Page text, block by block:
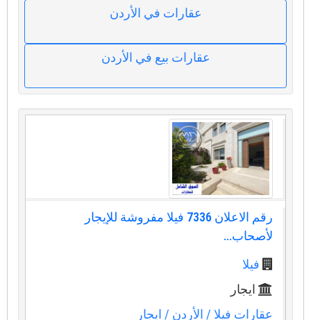
عقارات في الأردن
عقارات بيع في الأردن
رقم الاعلان 7336 فيلا مفروشة للإيجار
لأصحاب...
فيلا
ايجار
عقارات فيلا/ الأردن/ ايجار